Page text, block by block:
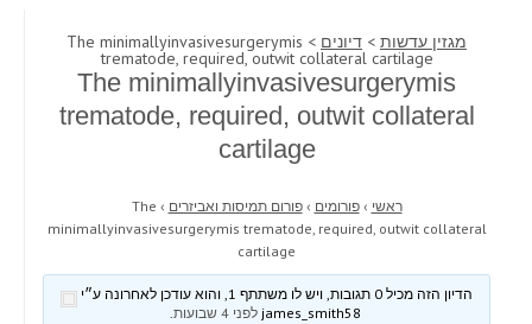
מגזין עדשות > דיונים > The minimallyinvasivesurgerymis
trematode, required, outwit collateral cartilage
The minimallyinvasivesurgerymis
trematode, required, outwit collateral
cartilage
ראשי › פורומים › פורום תמיסות ואביזרים ›
The
minimallyinvasivesurgerymis trematode, required, outwit collateral
cartilage
הדיון הזה מכיל 0 תגובות, ויש לו משתתף 1, והוא עודכן לאחרונה ע״י
לפני 4 שבועות .